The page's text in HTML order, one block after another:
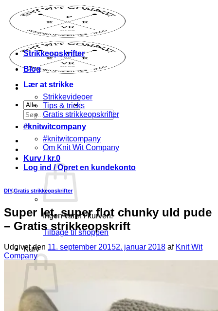
Fortsæt
indhold
Søg
efter:
Kurv / kr.0
Ingen varer i kurven.
Tilbage til shoppen
Kurv
Ingen varer i kurven.
Strikkeopskrifter
Blog
Lær at strikke
Strikkevideoer
Tips & tricks
Gratis strikkeopskrifter
#knitwitcompany
#knitwitcompany
Om Knit Wit Company
Log ind / Opret en kundekonto
DIY,Gratis strikkeopskrifter
Super let, super flot chunky uld pude
– Gratis strikkeopskrift
Udgivet den 11. september 20152. januar 2018 af Knit Wit
Company